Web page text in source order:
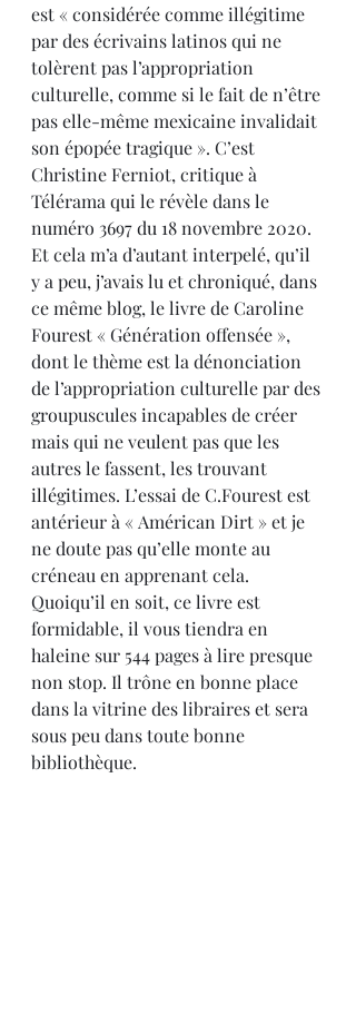
est « considérée comme illégitime
par des écrivains latinos qui ne
tolèrent pas l’appropriation
culturelle, comme si le fait de n’être
pas elle-même mexicaine invalidait
son épopée tragique ». C’est
Christine Ferniot, critique à
Télérama qui le révèle dans le
numéro 3697 du 18 novembre 2020.
Et cela m’a d’autant interpelé, qu’il
y a peu, j’avais lu et chroniqué, dans
ce même blog, le livre de Caroline
Fourest « Génération offensée »,
dont le thème est la dénonciation
de l’appropriation culturelle par des
groupuscules incapables de créer
mais qui ne veulent pas que les
autres le fassent, les trouvant
illégitimes. L’essai de C.Fourest est
antérieur à « Américan Dirt » et je
ne doute pas qu’elle monte au
créneau en apprenant cela.
Quoiqu’il en soit, ce livre est
formidable, il vous tiendra en
haleine sur 544 pages à lire presque
non stop. Il trône en bonne place
dans la vitrine des libraires et sera
sous peu dans toute bonne
bibliothèque.